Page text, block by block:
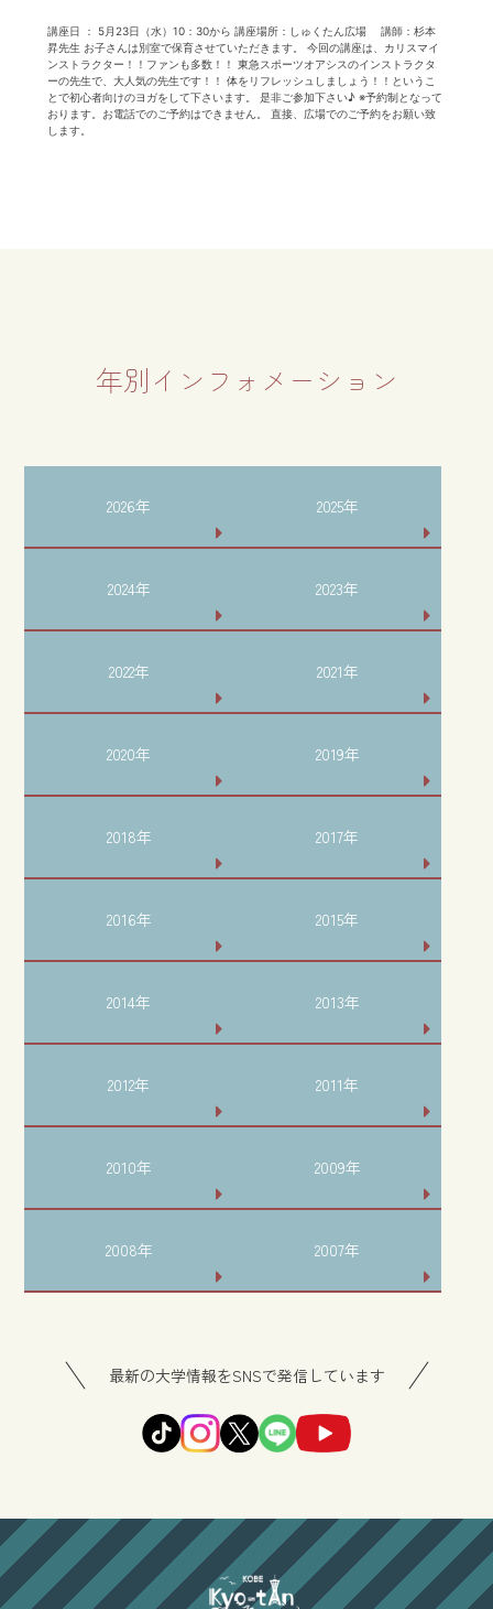
講座日 ： 5月23日（水）10：30から 講座場所：しゅくたん広場 講師：杉本
昇先生 お子さんは別室で保育させていただきます。 今回の講座は、カリスマイ
ンストラクター！！ファンも多数！！ 東急スポーツオアシスのインストラクタ
ーの先生で、大人気の先生です！！ 体をリフレッシュしましょう！！というこ
とで初心者向けのヨガをして下さいます。 是非ご参加下さい♪ ※予約制となって
おります。お電話でのご予約はできません。 直接、広場でのご予約をお願い致
します。
年別インフォメーション
2026年 2025年
2024年 2023年
2022年 2021年
2020年 2019年
2018年 2017年
2016年 2015年
2014年 2013年
2012年 2011年
2010年 2009年
2008年 2007年
最新の大学情報をSNSで発信しています